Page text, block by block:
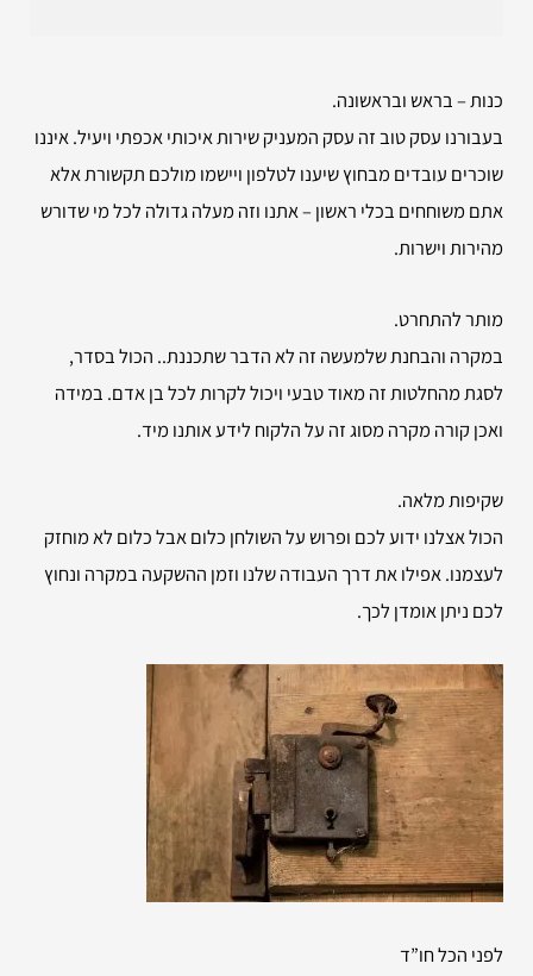
כנות – בראש ובראשונה.
בעבורנו עסק טוב זה עסק המעניק שירות איכותי אכפתי ויעיל. איננו
שוכרים עובדים מבחוץ שיענו לטלפון ויישמו מולכם תקשורת אלא
אתם משוחחים בכלי ראשון – אתנו וזה מעלה גדולה לכל מי שדורש
מהירות וישרות.
מותר להתחרט.
במקרה והבחנת שלמעשה זה לא הדבר שתכננת.. הכול בסדר,
לסגת מהחלטות זה מאוד טבעי ויכול לקרות לכל בן אדם. במידה
ואכן קורה מקרה מסוג זה על הלקוח לידע אותנו מיד.
שקיפות מלאה.
הכול אצלנו ידוע לכם ופרוש על השולחן כלום אבל כלום לא מוחזק
לעצמנו. אפילו את דרך העבודה שלנו וזמן ההשקעה במקרה ונחוץ
לכם ניתן אומדן לכך.
לפני הכל חו”ד